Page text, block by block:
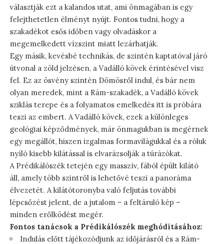
választják ezt a kalandos utat, ami önmagában is egy
felejthetetlen élményt nyújt. Fontos tudni, hogy a
szakadékot esős időben vagy olvadáskor a
megemelkedett vízszint miatt lezárhatják.
Egy másik, kevésbé technikás, de szintén kaptatóval járó
útvonal a zöld jelzésen, a Vadálló kövek érintésével visz
fel. Ez az ösvény szintén Dömösről indul, és bár nem
olyan meredek, mint a Rám-szakadék, a Vadálló kövek
sziklás terepe és a folyamatos emelkedés itt is próbára
teszi az embert. A Vadálló kövek, ezek a különleges
geológiai képződmények, már önmagukban is megérnek
egy megállót, hiszen izgalmas formavilágukkal és a róluk
nyíló kisebb kilátással is elvarázsolják a túrázókat.
A Prédikálószék tetején egy masszív, fából épült kilátó
áll, amely több szintről is lehetővé teszi a panoráma
élvezetét. A kilátótoronyba való feljutás további
lépcsőzést jelent, de a jutalom – a feltáruló kép –
minden erőlködést megér.
Fontos tanácsok a Prédikálószék meghódításához:
Indulás előtt tájékozódjunk az időjárásról és a Rám-